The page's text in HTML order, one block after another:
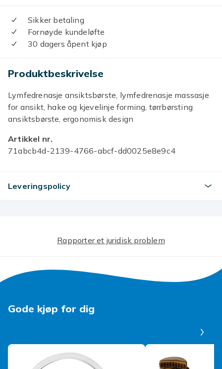
Sikker betaling
Fornøyde kundeløfte
30 dagers åpent kjøp
Produktbeskrivelse
Lymfedrenasje ansiktsbørste, lymfedrenasje massasje
for ansikt, hake og kjevelinje forming, tørrbørsting
ansiktsbørste, ergonomisk design
Artikkel nr.
71abcb4d-2139-4766-abcf-dd0025e8e9c4
Leveringspolicy
Rapporter et juridisk problem
Gode kjøp for dig